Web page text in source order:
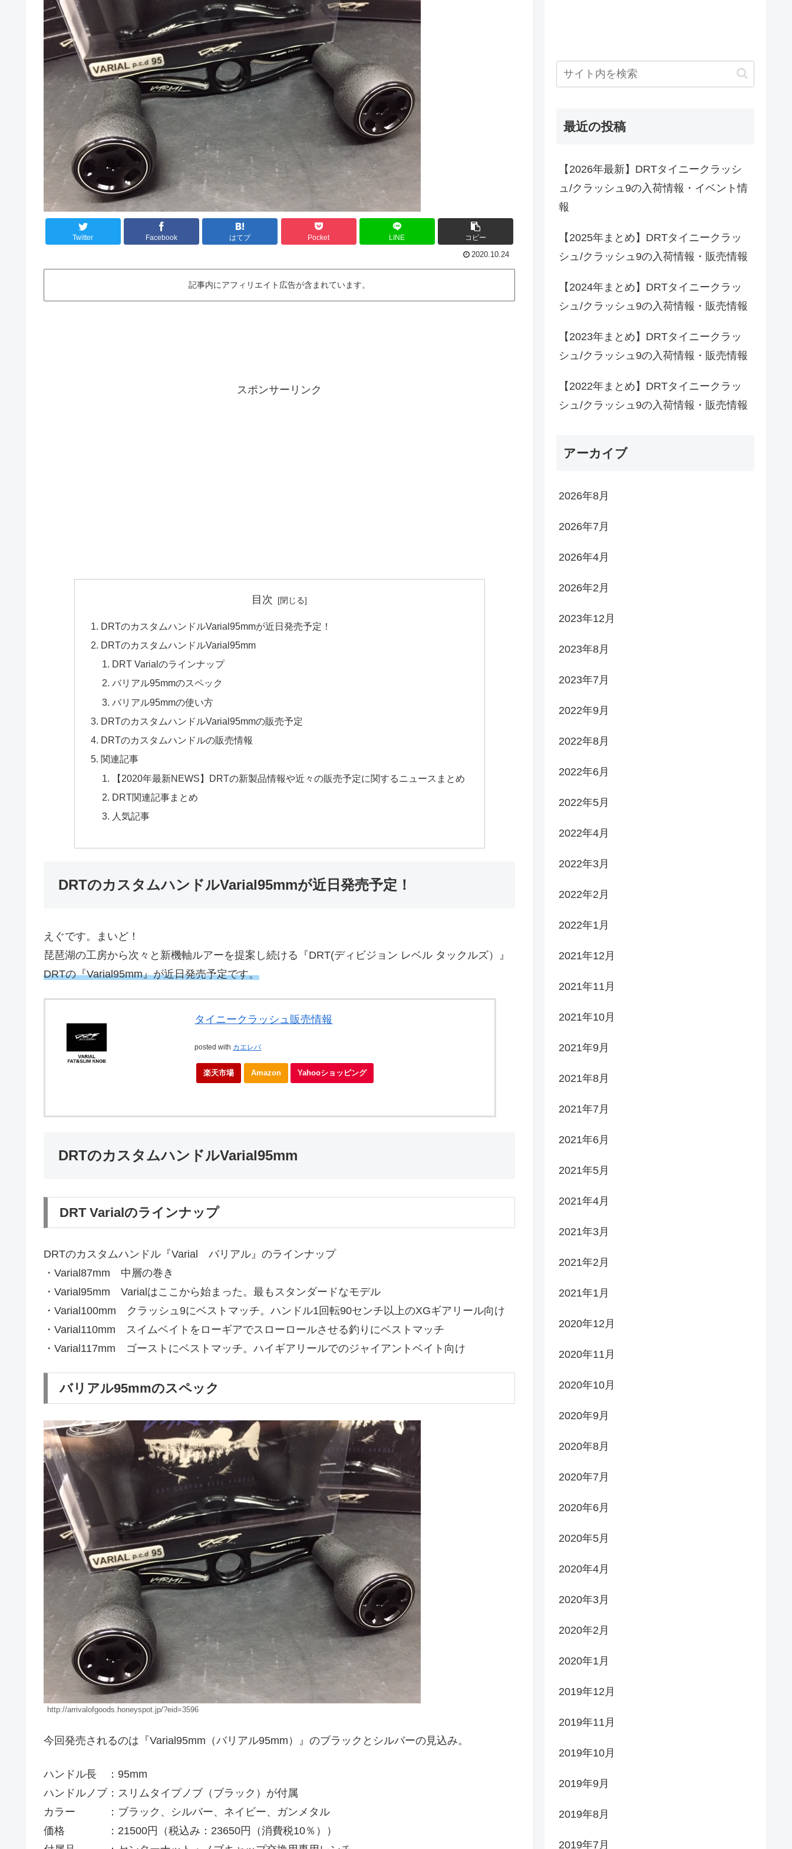
Twitter Facebook はてブ Pocket LINE コピー
2020.10.24
記事内にアフィリエイト広告が含まれています。
スポンサーリンク
目次
DRTのカスタムハンドルVarial95mmが近日発売予定！
DRTのカスタムハンドルVarial95mm
DRT Varialのラインナップ
バリアル95mmのスペック
バリアル95mmの使い方
DRTのカスタムハンドルVarial95mmの販売予定
DRTのカスタムハンドルの販売情報
関連記事
【2020年最新NEWS】DRTの新製品情報や近々の販売予定に関するニュースまとめ
DRT関連記事まとめ
人気記事
DRTのカスタムハンドルVarial95mmが近日発売予定！
えぐです。まいど！
琵琶湖の工房から次々と新機軸ルアーを提案し続ける『DRT(ディビジョン レベル タックルズ）』
DRTの『Varial95mm』が近日発売予定です。
タイニークラッシュ販売情報
posted with カエレバ
楽天市場 Amazon Yahooショッピング
DRTのカスタムハンドルVarial95mm
DRT Varialのラインナップ
DRTのカスタムハンドル『Varial バリアル』のラインナップ
・Varial87mm 中層の巻き
・Varial95mm Varialはここから始まった。最もスタンダードなモデル
・Varial100mm クラッシュ9にベストマッチ。ハンドル1回転90センチ以上のXGギアリール向け
・Varial110mm スイムベイトをローギアでスローロールさせる釣りにベストマッチ
・Varial117mm ゴーストにベストマッチ。ハイギアリールでのジャイアントベイト向け
バリアル95mmのスペック
http://arrivalofgoods.honeyspot.jp/?eid=3596
今回発売されるのは『Varial95mm（バリアル95mm）』のブラックとシルバーの見込み。
ハンドル長 ：95mm
ハンドルノブ：スリムタイプノブ（ブラック）が付属
カラー ：ブラック、シルバー、ネイビー、ガンメタル
価格 ：21500円（税込み：23650円（消費税10％））
最近の投稿
【2026年最新】DRTタイニークラッシ
ュ/クラッシュ9の入荷情報・イベント情
報
【2025年まとめ】DRTタイニークラッ
シュ/クラッシュ9の入荷情報・販売情報
【2024年まとめ】DRTタイニークラッ
シュ/クラッシュ9の入荷情報・販売情報
【2023年まとめ】DRTタイニークラッ
シュ/クラッシュ9の入荷情報・販売情報
【2022年まとめ】DRTタイニークラッ
シュ/クラッシュ9の入荷情報・販売情報
アーカイブ
2026年8月
2026年7月
2026年4月
2026年2月
2023年12月
2023年8月
2023年7月
2022年9月
2022年8月
2022年6月
2022年5月
2022年4月
2022年3月
2022年2月
2022年1月
2021年12月
2021年11月
2021年10月
2021年9月
2021年8月
2021年7月
2021年6月
2021年5月
2021年4月
2021年3月
2021年2月
2021年1月
2020年12月
2020年11月
2020年10月
2020年9月
2020年8月
2020年7月
2020年6月
2020年5月
2020年4月
2020年3月
2020年2月
2020年1月
2019年12月
2019年11月
2019年10月
2019年9月
2019年8月
2019年7月